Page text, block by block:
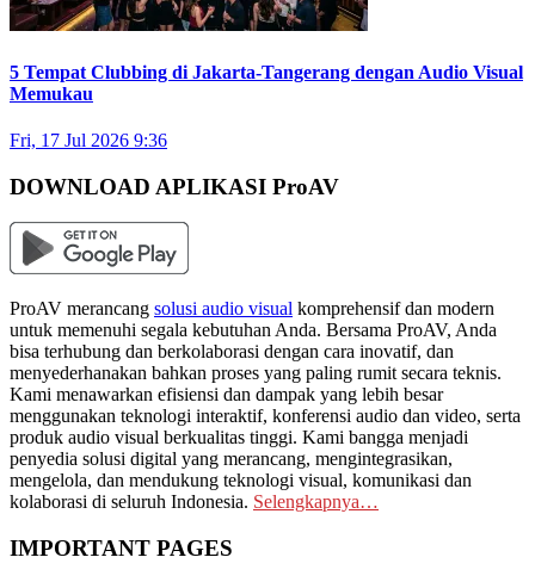
5 Tempat Clubbing di Jakarta-Tangerang dengan Audio Visual
Memukau
Fri, 17 Jul 2026 9:36
DOWNLOAD APLIKASI ProAV
ProAV merancang solusi audio visual komprehensif dan modern
untuk memenuhi segala kebutuhan Anda. Bersama ProAV, Anda
bisa terhubung dan berkolaborasi dengan cara inovatif, dan
menyederhanakan bahkan proses yang paling rumit secara teknis.
Kami menawarkan efisiensi dan dampak yang lebih besar
menggunakan teknologi interaktif, konferensi audio dan video, serta
produk audio visual berkualitas tinggi. Kami bangga menjadi
penyedia solusi digital yang merancang, mengintegrasikan,
mengelola, dan mendukung teknologi visual, komunikasi dan
kolaborasi di seluruh Indonesia. Selengkapnya…
IMPORTANT PAGES